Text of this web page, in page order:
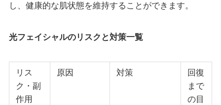
し、健康的な肌状態を維持することができます。
光フェイシャルのリスクと対策一覧
リス
ク・副
作用
原因 対策
回復
まで
の目